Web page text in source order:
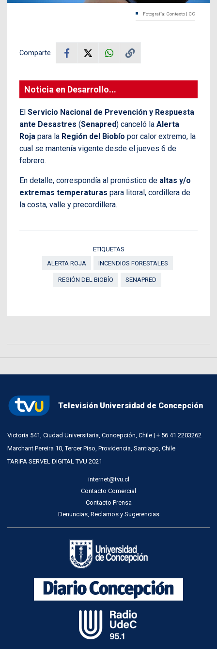
Fotografía: Contexto | CC
Comparte
Noticia en Desarrollo...
El Servicio Nacional de Prevención y Respuesta
ante Desastres (Senapred) canceló la Alerta
Roja para la Región del Biobío por calor extremo, la
cual se mantenía vigente desde el jueves 6 de
febrero.
En detalle, correspondía al pronóstico de altas y/o
extremas temperaturas para litoral, cordillera de
la costa, valle y precordillera.
ETIQUETAS
ALERTA ROJA
INCENDIOS FORESTALES
REGIÓN DEL BIOBÍO SENAPRED
Televisión Universidad de Concepción
Victoria 541, Ciudad Universitaria, Concepción, Chile | + 56 41 2203262
Marchant Pereira 10, Tercer Piso, Providencia, Santiago, Chile
TARIFA SERVEL DIGITAL TVU 2021
internet@tvu.cl
Contacto Comercial
Contacto Prensa
Denuncias, Reclamos y Sugerencias